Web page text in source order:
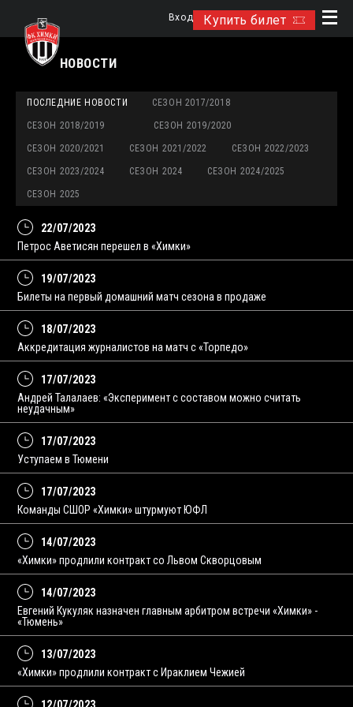
Купить билет
Вход
НОВОСТИ
ПОСЛЕДНИЕ НОВОСТИ СЕЗОН 2017/2018
СЕЗОН 2018/2019 СЕЗОН 2019/2020
СЕЗОН 2020/2021 СЕЗОН 2021/2022 СЕЗОН 2022/2023
СЕЗОН 2023/2024 СЕЗОН 2024 СЕЗОН 2024/2025
СЕЗОН 2025
22/07/2023
Петрос Аветисян перешел в «Химки»
19/07/2023
Билеты на первый домашний матч сезона в продаже
18/07/2023
Аккредитация журналистов на матч с «Торпедо»
17/07/2023
Андрей Талалаев: «Эксперимент с составом можно считать
неудачным»
17/07/2023
Уступаем в Тюмени
17/07/2023
Команды СШОР «Химки» штурмуют ЮФЛ
14/07/2023
«Химки» продлили контракт со Львом Скворцовым
14/07/2023
Евгений Кукуляк назначен главным арбитром встречи «Химки» -
«Тюмень»
13/07/2023
«Химки» продлили контракт с Ираклием Чежией